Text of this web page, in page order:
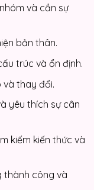
và cần sự
bản thân.
trúc và ổn định.
và thay đổi.
yêu thích sự cân
kiếm kiến thức và
thành công và